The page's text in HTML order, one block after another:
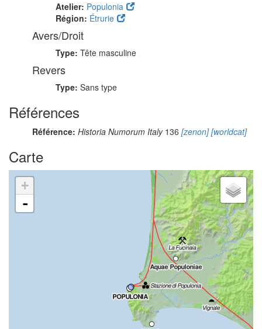
Atelier: Populonia
Région: Étrurie
Avers/Droit
Type: Tête masculine
Revers
Type: Sans type
Références
Référence: Historia Numorum Italy136 [zenon][worldcat]
Carte
+
-